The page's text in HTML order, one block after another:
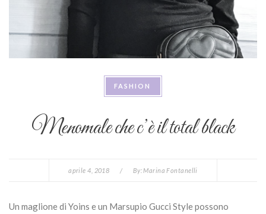
FASHION
Menomale che c’è il total black
aprile 4, 2018 / By:Marina Fontanelli
Un maglione di Yoins e un Marsupio Gucci Style possono